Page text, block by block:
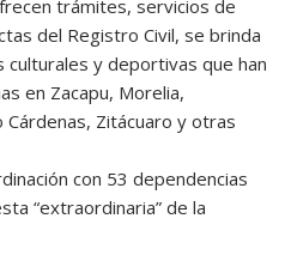
trámites, servicios de
del Registro Civil, se brinda
culturales y deportivas que han
en Zacapu, Morelia,
Zitácuaro y otras
con 53 dependencias
“extraordinaria” de la